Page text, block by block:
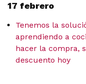
17 febrero
Tenemos la
aprendiendo a
hacer la compra,
descuento hoy